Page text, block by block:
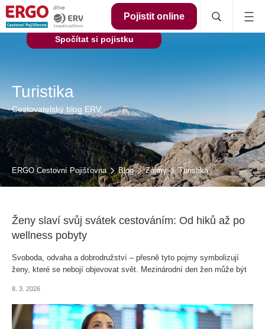
Pojistit online
Turistika
Cestovatelský blog ERV
ERGO Cestovní Pojišťovna Blog Zájmy Turistika
Ženy slaví svůj svátek cestováním: Od hiků až po
wellness pobyty
Svoboda, odvaha a dobrodružství – přesně tyto pojmy symbolizují
ženy, které se nebojí objevovat svět. Mezinárodní den žen může být
si letenky do destinace, kterou byste už rády přetavily z travel bucket
listu do skutečných zážitků.
8. 3. 2026
Spočítat si pojistku